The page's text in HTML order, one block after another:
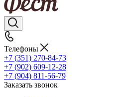
Телефоны
+7 (351) 270-84-73
+7 (902) 609-12-28
+7 (904) 811-56-79
Заказать звонок